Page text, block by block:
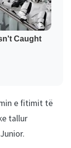
e fitimit të
tallur